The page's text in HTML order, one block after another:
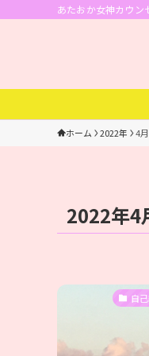
あたおか女神カウン
ホーム 2022年 4月
2022年4
自